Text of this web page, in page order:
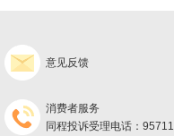
意见反馈
消费者服务
同程投诉受理电话：95711